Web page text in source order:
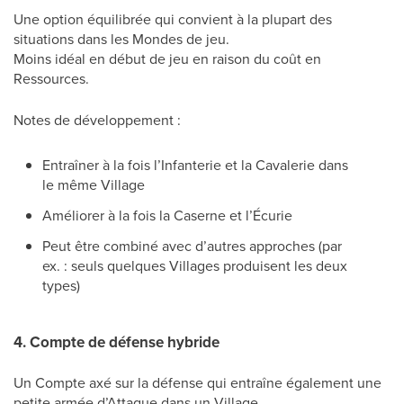
Une option équilibrée qui convient à la plupart des
situations dans les Mondes de jeu.
Moins idéal en début de jeu en raison du coût en
Ressources.
Notes de développement :
Entraîner à la fois l’Infanterie et la Cavalerie dans
le même Village
Améliorer à la fois la Caserne et l’Écurie
Peut être combiné avec d’autres approches (par
ex. : seuls quelques Villages produisent les deux
types)
4. Compte de défense hybride
Un Compte axé sur la défense qui entraîne également une